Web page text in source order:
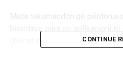
Meta rekomandon që
bisedave para se aplikacioni të
dhënat mund të humbasinCONTINUE